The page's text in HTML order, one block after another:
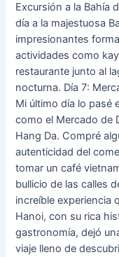
Excursión a la Bahía
día a la majestuosa
impresionantes
actividades como
restaurante junto al
nocturna. Día 7:
Mi último día lo pasé
como el Mercado de
Hang Da. Compré
autenticidad del
tomar un café
bullicio de las calles
increíble experiencia
Hanoi, con su rica
gastronomía, dejó
viaje lleno de